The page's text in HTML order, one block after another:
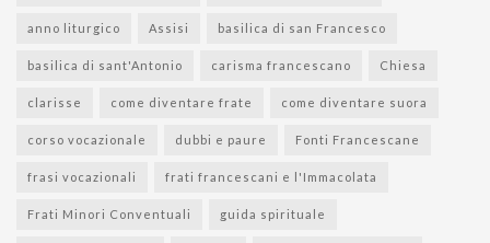
anno liturgico Assisi basilica di san Francesco
basilica di sant'Antonio carisma francescano Chiesa
clarisse come diventare frate come diventare suora
corso vocazionale dubbi e paure Fonti Francescane
frasi vocazionali frati francescani e l'Immacolata
Frati Minori Conventuali guida spirituale